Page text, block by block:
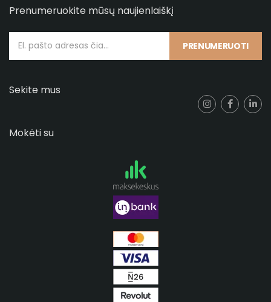
Prenumeruokite mūsų naujienlaiškį
PRENUMERUOTI
Sekite mus
Mokėti su